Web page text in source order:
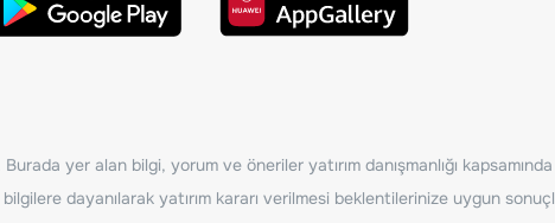
yer alan bilgi, yorum ve öneriler yatırım danışmanlığı
dayanılarak yatırım kararı verilmesi beklentilerinize uygun